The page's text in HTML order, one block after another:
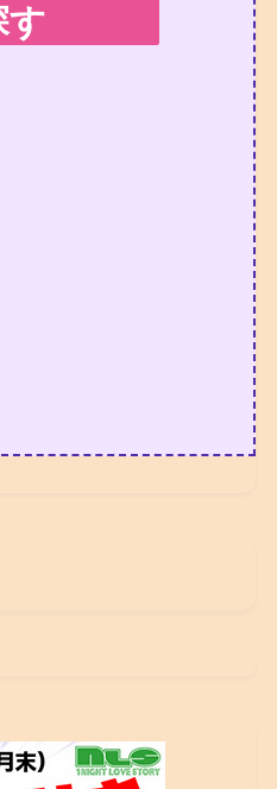
探す